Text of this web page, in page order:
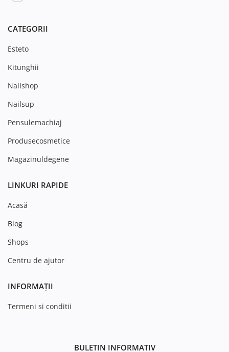
CATEGORII
Esteto
Kitunghii
Nailshop
Nailsup
Pensulemachiaj
Produsecosmetice
Magazinuldegene
LINKURI RAPIDE
Acasă
Blog
Shops
Centru de ajutor
INFORMAȚII
Termeni si conditii
BULETIN INFORMATIV